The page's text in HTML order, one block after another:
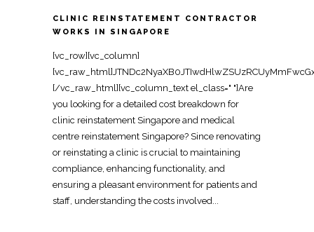
CLINIC REINSTATEMENT CONTRACTOR
WORKS IN SINGAPORE
[vc_row][vc_column][vc_raw_html]JTNDc2NyaXB0JTIwdHlwZSUzRCUyMmFwcGxpY2F0aW9uJTJGbGQlMkJqc29uJTIyJTNFJTBBJTdCJTBBJTIwJTIwJTIyJTQwY29udGV4dCUyMiUzQSUyMCUyMmh0dHBzJTNBJTJGJTJGc2NoZW1hLm9yZyUyMiUyQyUwQSUyMCUyMCUyMiU0MGdyYXBoJTIyJTNBJTIwJTVCJTBBJTIwJTIwJTIwJTIwJTdCJTBBJTIwJTIwJTIwJTIwJTIwJTIwJTIyJTQwdHlwZSUyMiUzQSUyMCUyMk9yZ2FuaXphdGlvbiUyMiUyQyUwQSUyMCUyMCUyMCUyMCUyMCUyMCUyMm5hbWUlMjIlM0ElMjAlMjJPZmZpY2UlMjBSZWluc3RhdGVtZW50JTIwU2luZ2Fwb3JlJTIyJTJDJTBBJTIwJTIwJTIwJTIwJTIwJTIwJTIydXJsJTIyJTNBJTIwJTIyaHR0cHMlM0ElMkYlMkZ3d3cub2ZmaWNlcmVpbnN0YXRlbWVudHNpbmdhcG9yZS5jb20lMkYlMjIlMkMlMEElMjAlMjAlMjAlMjAlMjAlMjAlMjJsb2dvJTIyJTNBJTIwJTIyaHR0cHMlM0ElMkYlMkZ3d3cub2ZmaWNlcmVpbnN0YXRlbWVudHNpbmdhcG9yZS5jb20lMkZsb2dvLnBuZyUyMiUyQyUwQSUyMCUyMCUyMCUyMCUyMCUyMCUyMnNhbWVBcyUyMiUzQSUyMCU1QiUwQSUyMCUyMCUyMCUyMCUyMCUyMCUyMCUyMCUyMmh0dHBzJTNBJTJGJTJGd3d3LmZhY2Vib29rLmNvbSUyRk9mZmljZVJlaW5zdGF0ZW1lbnRTaW5nYXBvcmUlMjIlMkMlMEElMjAlMjAlMjAlMjAlMjAlMjAlMjAlMjAlMjJodHRwcyUzQSUyRiUyRnd3dy5saW5rZWRpbi5jb20lMkZjb21wYW55JTJGb2ZmaWNlLXJlaW5zdGF0ZW1lbnQtc2luZ2Fwb3JlJTIyJTBBJTIwJTIwJTIwJTIwJTIwJTIwJTVEJTJDJTBBJTIwJTIwJTIwJTIwJTIwJTIwJTIyY29udGFjdFBvaW50JTIyJTNBJTIwJTVCJTBBJTIwJTIwJTIwJTIwJTIwJTIwJTIwJTIwJTdCJTBBJTIwJTIwJTIwJTIwJTIwJTIwJTIwJTIwJTIwJTIwJTIyJTQwdHlwZSUyMiUzQSUyMCUyMkNvbnRhY3RQb2ludCUyMiUyQyUwQSUyMCUyMCUyMCUyMCUyMCUyMCUyMCUyMCUyMCUyMCUyMnRlbGVwaG9uZSUyMiUzQSUyMCUyMiUyQjY1JTIwNjM2OSUyMDgxMjMlMjIlMkMlMEElMjAlMjAlMjAlMjAlMjAlMjAlMjAlMjAlMjAlMjAlMjJjb250YWN0VHlwZSUyMiUzQSUyMCUyMmN1c3RvbWVyJTIwc2VydmljZSUyMiUyQyUwQSUyMCUyMCUyMCUyMCUyMCUyMCUyMCUyMCUyMCUyMCUyMmFyZWFTZXJ2ZWQlMjIlM0ElMjAlMjJTRyUyMiUyQyUwQSUyMCUyMCUyMCUyMCUyMCUyMCUyMCUyMCUyMCUyMCUyMmF2YWlsYWJsZUxhbmd1YWdlJTIyJTNBJTIwJTIyZW4lMjIlMEElMjAlMjAlMjAlMjAlMjAlMjAlMjAlMjAlN0QlMEElMjAlMjAlMjAlMjAlMjAlMjAlNUQlMEElMjAlMjAlMjAlMjAlN0QlMkMlMEElMjAlMjAlMjAlMjAlN0IlMEElMjAlMjAlMjAlMjAlMjAlMjAlMjIlNDB0eXBlJTIyJTNBJTIwJTIyV2ViU2l0ZSUyMiUyQyUwQSUyMCUyMCUyMCUyMCUyMCUyMCUyMnVybCUyMiUzQSUyMCUyMmh0dHBzJTNBJTJGJTJGd3d3Lm9mZmljZXJlaW5zdGF0ZW1lbnRzaW5nYXBvcmUuY29tJTJGJTIyJTJDJTBBJTIwJTIwJTIwJTIwJTIwJTIwJTIycG90ZW50aWFsQWN0aW9uJTIyJTNBJTIwJTdCJTBBJTIwJTIwJTIwJTIwJTIwJTIwJTIwJTIwJTIyJTQwdHlwZSUyMiUzQSUyMCUyMlNlYXJjaEFjdGlvbiUyMiUyQyUwQSUyMCUyMCUyMCUyMCUyMCUyMCUyMCUyMCUyMnRhcmdldCUyMiUzQSUyMCUyMmh0dHBzJTNBJTJGJTJGd3d3Lm9mZmljZXJlaW5zdGF0ZW1lbnRzaW5nYXBvcmUuY29tJTJGJTNGcyUzRCU3QnNlYXJjaF90ZXJtX3N0cmluZyU3RCUyMiUyQyUwQSUyMCUyMCUyMCUyMCUyMCUyMCUyMCUyMCUyMnF1ZXJ5LWlucHV0JTIyJTNBJTIwJTIycmVxdWlyZWQlMjBuYW1lJTNEc2VhcmNoX3Rlcm1fc3RyaW5nJTIyJTBBJTIwJTIwJTIwJTIwJTIwJTIwJTdEJTBBJTIwJTIwJTIwJTIwJTdEJTJDJTBBJTIwJTIwJTIwJTIwJTdCJTBBJTIwJTIwJTIwJTIwJTIwJTIwJTIyJTQwdHlwZSUyMiUzQSUyMCUyMkxvY2FsQnVzaW5lc3MlMjIlMkMlMEElMjAlMjAlMjAlMjAlMjAlMjAlMjJuYW1lJTIyJTNBJTIwJTIyT2ZmaWNlJTIwUmVpbnN0YXRlbWVudCUyMFNpbmdhcG9yZSUyMENvbnRyYWN0b3IlMjIlMkMlMEElMjAlMjAlMjAlMjAlMjAlMjAlMjJhZGRyZXNzJTIyJTNBJTIwJTdCJTBBJTIwJTIwJTIwJTIwJTIwJTIwJTIwJTIwJTIyJTQwdHlwZSUyMiUzQSUyMCUyMlBvc3RhbEFkZHJlc3MlMjIlMkMlMEElMjAlMjAlMjAlMjAlMjAlMjAlMjAlMjAlMjJzdHJlZXRBZGRyZXNzJTIyJTNBJTIwJTIyOCUyMEFkbWlyYWx0eSUyMFN0cmVldCUyMCUyMzA3JUUyJTgwJTkxMDElMjBBZG1pcmF4JTIyJTJDJTBBJTIwJTIwJTIwJTIwJTIwJTIwJTIwJTIwJTIyYWRkcmVzc0xvY2FsaXR5JTIyJTNBJTIwJTIyU2luZ2Fwb3JlJTIyJTJDJTBBJTIwJTIwJTIwJTIwJTIwJTIwJTIwJTIwJTIycG9zdGFsQ29kZSUyMiUzQSUyMCUyMjc1NzQzOCUyMiUyQyUwQSUyMCUyMCUyMCUyMCUyMCUyMCUyMCUyMCUyMmFkZHJlc3NDb3VudHJ5JTIyJTNBJTIwJTIyU0clMjIlMEElMjAlMjAlMjAlMjAlMjAlMjAlN0QlMkMlMEElMjAlMjAlMjAlMjAlMjAlMjAlMjJ0ZWxlcGhvbmUlMjIlM0ElMjAlMjIlMkI2NSUyMDYzNjklMjA4MTIzJTIyJTJDJTBBJTIwJTIwJTIwJTIwJTIwJTIwJTIydXJsJTIyJTNBJTIwJTIyaHR0cHMlM0ElMkYlMkZ3d3cub2ZmaWNlcmVpbnN0YXRlbWVudHNpbmdhcG9yZS5jb20lMkZjbGluaWMtcmVpbnN0YXRlbWVudC1zaW5nYXBvcmUtY29udHJhY3RvciUyRiUyMiUyQyUwQSUyMCUyMCUyMCUyMCUyMCUyMCUyMmRlc2NyaXB0aW9uJTIyJTNBJTIwJTIyRXhwZXJpZW5jZWQlMjBjb250cmFjdG9yJTIwc3BlY2lhbGlzaW5nJTIwaW4lMjBjbGluaWMlMjByZWluc3RhdGVtZW50JTIwYW5kJTIwbWVkaWNhbCUyMGNlbnRyZSUyMHJlaW5zdGF0ZW1lbnQlMjBpbiUyMFNpbmdhcG9yZSUyQyUyMHJlc3RvcmluZyUyMGNsaW5pY2FsJTIwc3BhY2VzJTIwdG8lMjBvcmlnaW5hbCUyMGNvbmRpdGlvbiUyMGZvciUyMGxlYXNlJTIwaGFuZG92ZXIuJTIyJTJDJTBBJTIwJTIwJTIwJTIwJTIwJTIwJTIyb3BlbmluZ0hvdXJzU3BlY2lmaWNhdGlvbiUyMiUzQSUyMCU1QiUwQSUyMCUyMCUyMCUyMCUyMCUyMCUyMCUyMCU3QiUwQSUyMCUyMCUyMCUyMCUyMCUyMCUyMCUyMCUyMCUyMCUyMiU0MHR5cGUlMjIlM0ElMjAlMjJPcGVuaW5nSG91cnNTcGVjaWZpY2F0aW9uJTIyJTJDJTBBJTIwJTIwJTIwJTIwJTIwJTIwJTIwJTIwJTIwJTIwJTIyZGF5T2ZXZWVrJTIyJTNBJTIwJTVCJTBBJTIwJTIwJTIwJTIwJTIwJTIwJTIwJTIwJTIwJTIwJTIwJTIwJTIyTW9uZGF5JTIyJTJDJTIyVHVlc2RheSUyMiUyQyUyMldlZG5lc2RheSUyMiUyQyUyMlRodXJzZGF5JTIyJTJDJTIyRnJpZGF5JTIyJTBBJTIwJTIwJTIwJTIwJTIwJTIwJTIwJTIwJTIwJTIwJTVEJTJDJTBBJTIwJTIwJTIwJTIwJTIwJTIwJTIwJTIwJTIwJTIwJTIyb3BlbnMlMjIlM0ElMjAlMjIwOSUzQTAwJTIyJTJDJTBBJTIwJTIwJTIwJTIwJTIwJTIwJTIwJTIwJTIwJTIwJTIyY2xvc2VzJTIyJTNBJTIwJTIyMTglM0EwMCUyMiUwQSUyMCUyMCUyMCUyMCUyMCUyMCUyMCUyMCU3RCUyQyUwQSUyMCUyMCUyMCUyMCUyMCUyMCUyMCUyMCU3QiUwQSUyMCUyMCUyMCUyMCUyMCUyMCUyMCUyMCUyMCUyMCUyMiU0MHR5cGUlMjIlM0ElMjAlMjJPcGVuaW5nSG91cnNTcGVjaWZpY2F0aW9uJTIyJTJDJTBBJTIwJTIwJTIwJTIwJTIwJTIwJTIwJTIwJTIwJTIwJTIyZGF5T2ZXZWVrJTIyJTNBJTIwJTIyU2F0dXJkYXklMjIlMkMlMEElMjAlMjAlMjAlMjAlMjAlMjAlMjAlMjAlMjAlMjAlMjJvcGVucyUyMiUzQSUyMCUyMjA5JTNBMDAlMjIlMkMlMEElMjAlMjAlMjAlMjAlMjAlMjAlMjAlMjAlMjAlMjAlMjJjbG9zZXMlMjIlM0ElMjAlMjIxMiUzQTAwJTIyJTBBJTIwJTIwJTIwJTIwJTIwJTIwJTIwJTIwJTdEJTBBJTIwJTIwJTIwJTIwJTIwJTIwJTVEJTJDJTBBJTIwJTIwJTIwJTIwJTIwJTIwJTIyaW1hZ2UlMjIlM0ElMjAlNUIlMEElMjAlMjAlMjAlMjAlMjAlMjAlMjAlMjAlMjJodHRwcyUzQSUyRiUyRnd3dy5vZmZpY2VyZWluc3RhdGVtZW50c2luZ2Fwb3JlLmNvbSUyRmltYWdlcyUyRmNsaW5pYy1yZWluc3RhdGVtZW50LTEuanBnJTIyJTJDJTBBJTIwJTIwJTIwJTIwJTIwJTIwJTIwJTIwJTIyaHR0cHMlM0ElMkYlMkZ3d3cub2ZmaWNlcmVpbnN0YXRlbWVudHNpbmdhcG9yZS5jb20lMkZpbWFnZXMlMkZjbGluaWMtcmVpbnN0YXRlbWVudC0yLmpwZyUyMiUwQSUyMCUyMCUyMCUyMCUyMCUyMCU1RCUyQyUwQSUyMCUyMCUyMCUyMCUyMCUyMCUyMmFnZ3JlZ2F0ZVJhdGluZyUyMiUzQSUyMCU3QiUwQSUyMCUyMCUyMCUyMCUyMCUyMCUyMCUyMCUyMiU0MHR5cGUlMjIlM0ElMjAlMjJBZ2dyZWdhdGVSYXRpbmclMjIlMkMlMEElMjAlMjAlMjAlMjAlMjAlMjAlMjAlMjAlMjJyYXRpbmdWYWx1ZSUyMiUzQSUyMCUyMjQuOSUyMiUyQyUwQSUyMCUyMCUyMCUyMCUyMCUyMCUyMCUyMCUyMnJldmlld0NvdW50JTIyJTNBJTIwJTIyNDUlMjIlMEElMjAlMjAlMjAlMjAlMjAlMjAlN0QlMkMlMEElMjAlMjAlMjAlMjAlMjAlMjAlMjJwcmljZVJhbmdlJTIyJTNBJTIwJTIyQ29udGFjdCUyMGZvciUyMHF1b3RlJTIyJTBBJTIwJTIwJTIwJTIwJTdEJTJDJTBBJTIwJTIwJTIwJTIwJTdCJTBBJTIwJTIwJTIwJTIwJTIwJTIwJTIyJTQwdHlwZSUyMiUzQSUyMCUyMlNlcnZpY2UlMjIlMkMlMEElMjAlMjAlMjAlMjAlMjAlMjAlMjJzZXJ2aWNlVHlwZSUyMiUzQSUyMCUyMkNsaW5pYyUyMFJlaW5zdGF0ZW1lbnQlMjIlMkMlMEElMjAlMjAlMjAlMjAlMjAlMjAlMjJwcm92aWRlciUyMiUzQSUyMCU3QiUwQSUyMCUyMCUyMCUyMCUyMCUyMCUyMCUyMCUyMiU0MHR5cGUlMjIlM0ElMjAlMjJMb2NhbEJ1c2luZXNzJTIyJTJDJTBBJTIwJTIwJTIwJTIwJTIwJTIwJTIwJTIwJTIybmFtZSUyMiUzQSUyMCUyMk9mZmljZSUyMFJlaW5zdGF0ZW1lbnQlMjBTaW5nYXBvcmUlMjBDb250cmFjdG9yJTIyJTJDJTBBJTIwJTIwJTIwJTIwJTIwJTIwJTIwJTIwJTIydXJsJTIyJTNBJTIwJTIyaHR0cHMlM0ElMkYlMkZ3d3cub2ZmaWNlcmVpbnN0YXRlbWVudHNpbmdhcG9yZS5jb20lMkZjbGluaWMtcmVpbnN0YXRlbWVudC1zaW5nYXBvcmUtY29udHJhY3RvciUyRiUyMiUwQSUyMCUyMCUyMCUyMCUyMCUyMCU3RCUyQyUwQSUyMCUyMCUyMCUyMCUyMCUyMCUyMmFyZWFTZXJ2ZWQlMjIlM0ElMjAlN0IlMEElMjAlMjAlMjAlMjAlMjAlMjAlMjAlMjAlMjIlNDB0eXBlJTIyJTNBJTIwJTIyQ291bnRyeSUyMiUyQyUwQSUyMCUyMCUyMCUyMCUyMCUyMCUyMCUyMCUyMm5hbWUlMjIlM0ElMjAlMjJTaW5nYXBvcmUlMjIlMEElMjAlMjAlMjAlMjAlMjAlMjAlN0QlMkMlMEElMjAlMjAlMjAlMjAlMjAlMjAlMjJrZXl3b3JkcyUyMiUzQSUyMCU1QiUwQSUyMCUyMCUyMCUyMCUyMCUyMCUyMCUyMCUyMmNsaW5pYyUyMHJlaW5zdGF0ZW1lbnQlMjIlMkMlMEElMjAlMjAlMjAlMjAlMjAlMjAlMjAlMjAlMjJtZWRpY2FsJTIwY2VudHJlJTIwcmVpbnN0YXRlbWVudCUyMFNpbmdhcG9yZSUyMiUyQyUwQSUyMCUyMCUyMCUyMCUyMCUyMCUyMCUyMCUyMmNsaW5pYyUyMG1ha2UlRTIlODAlOTFnb29kJTIwU2luZ2Fwb3JlJTIyJTJDJTBBJTIwJTIwJTIwJTIwJTIwJTIwJTIwJTIwJTIybWVkaWNhbCUyMGNsaW5pYyUyMHJlc3RvcmF0aW9uJTIwU2luZ2Fwb3JlJTIyJTJDJTBBJTIwJTIwJTIwJTIwJTIwJTIwJTIwJTIwJTIyaGVhbHRoY2FyZSUyMG91dGxldCUyMHJlaW5zdGF0ZW1lbnQlMjBTaW5nYXBvcmUlMjIlMEElMjAlMjAlMjAlMjAlMjAlMjAlNUQlMkMlMEElMjAlMjAlMjAlMjAlMjAlMjAlMjJkZXNjcmlwdGlvbiUyMiUzQSUyMCUyMlByb2Zlc3Npb25hbCUyMGNsaW5pYyUyMHJlaW5zdGF0ZW1lbnQlMjBzZXJ2aWNlcyUyMGluJTIwU2luZ2Fwb3JlJTNBJTIwZGlzbWFudGxpbmclMjBwYXJ0aXRpb25zJTJDJTIwcmVtb3ZpbmclMjBtZWRpY2FsJUUyJTgwJTkxZml0dGluZ3MlMkMlMjByZXN0b3JpbmclMjBmbG9vcmluZyUyMGFuZCUyMGNlaWxpbmdzJTJDJTIwZWxlY3RyaWNhbCUyMCUyNiUyMHBsdW1iaW5nJTIwd29ya3MlMkMlMjBhbmQlMjBkZWxpdmVyaW5nJTIwYSUyMGxhbmRsb3JkJUUyJTgwJTkxcmVhZHklMjBoYW5kb3ZlciUyMGNvbmRpdGlvbi4lMjIlMEElMjAlMjAlMjAlMjAlN0QlMkMlMEElMjAlMjAlMjAlMjAlN0IlMEElMjAlMjAlMjAlMjAlMjAlMjAlMjIlNDB0eXBlJTIyJTNBJTIwJTIyUHJvZHVjdCUyMiUyQyUwQSUyMCUyMCUyMCUyMCUyMCUyMCUyMm5hbWUlMjIlM0ElMjAlMjJDbGluaWMlMjBSZWluc3RhdGVtZW50JTIwU2VydmljZSUyMFBhY2thZ2UlMjIlMkMlMEElMjAlMjAlMjAlMjAlMjAlMjAlMjJkZXNjcmlwdGlvbiUyMiUzQSUyMCUyMlR1cm5rZXklMjByZWluc3RhdGVtZW50JTIwc29sdXRpb24lMjBmb3IlMjBjbGluaWNzJTIwb3IlMjBtZWRpY2FsJTIwY2VudHJlcyUyMGluJTIwU2luZ2Fwb3JlJTJDJTIwcmVzdG9yaW5nJTIwbGVhc2VkJTIwaGVhbHRoY2FyZSUyMHByZW1pc2VzJTIwdG8lMjBvcmlnaW5hbCUyMGNvbmRpdGlvbiUyMGZvciUyMHNlYW1sZXNzJTIwaGFuZG92ZXIuJTIyJTJDJTBBJTIwJTIwJTIwJTIwJTIwJTIwJTIyYnJhbmQlMjIlM0ElMjAlN0IlMEElMjAlMjAlMjAlMjAlMjAlMjAlMjAlMjAlMjIlNDB0eXBlJTIyJTNBJTIwJTIyT3JnYW5pemF0aW9uJTIyJTJDJTBBJTIwJTIwJTIwJTIwJTIwJTIwJTIwJTIwJTIybmFtZSUyMiUzQSUyMCUyMk9mZmljZSUyMFJlaW5zdGF0ZW1lbnQlMjBTaW5nYXBvcmUlMjIlMEElMjAlMjAlMjAlMjAlMjAlMjAlN0QlMkMlMEElMjAlMjAlMjAlMjAlMjAlMjAlMjJvZmZlcnMlMjIlM0ElMjAlN0IlMEElMjAlMjAlMjAlMjAlMjAlMjAlMjAlMjAlMjIlNDB0eXBlJTIyJTNBJTIwJTIyT2ZmZXIlMjIlMkMlMEElMjAlMjAlMjAlMjAlMjAlMjAlMjAlMjAlMjJ1cmwlMjIlM0ElMjAlMjJodHRwcyUzQSUyRiUyRnd3dy5vZmZpY2VyZWluc3RhdGVtZW50c2luZ2Fwb3JlLmNvbSUyRmNsaW5pYy1yZWluc3RhdGVtZW50LXNpbmdhcG9yZS1jb250cmFjdG9yJTJGJTIyJTJDJTBBJTIwJTIwJTIwJTIwJTIwJTIwJTIwJTIwJTIycHJpY2VDdXJyZW5jeSUyMiUzQSUyMCUyMlNHRCUyMiUyQyUwQSUyMCUyMCUyMCUyMCUyMCUyMCUyMCUyMCUyMmF2YWlsYWJpbGl0eSUyMiUzQSUyMCUyMmh0dHBzJTNBJTJGJTJGc2NoZW1hLm9yZyUyRkluU3RvY2slMjIlMkMlMEElMjAlMjAlMjAlMjAlMjAlMjAlMjAlMjAlMjJwcmljZSUyMiUzQSUyMCUyMkNvbnRhY3QlMjBmb3IlMjBxdW90ZSUyMiUwQSUyMCUyMCUyMCUyMCUyMCUyMCU3RCUyQyUwQSUyMCUyMCUyMCUyMCUyMCUyMCUyMmFnZ3JlZ2F0ZVJhdGluZyUyMiUzQSUyMCU3QiUwQSUyMCUyMCUyMCUyMCUyMCUyMCUyMCUyMCUyMiU0MHR5cGUlMjIlM0ElMjAlMjJBZ2dyZWdhdGVSYXRpbmclMjIlMkMlMEElMjAlMjAlMjAlMjAlMjAlMjAlMjAlMjAlMjJyYXRpbmdWYWx1ZSUyMiUzQSUyMCUyMjQuOSUyMiUyQyUwQSUyMCUyMCUyMCUyMCUyMCUyMCUyMCUyMCUyMnJldmlld0NvdW50JTIy